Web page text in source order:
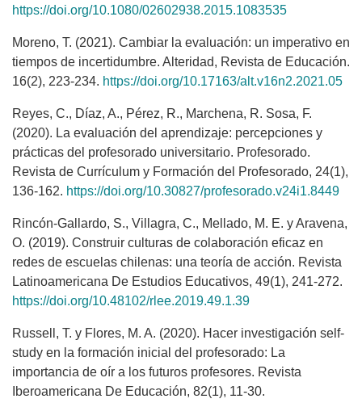
https://doi.org/10.1080/02602938.2015.1083535
Moreno, T. (2021). Cambiar la evaluación: un imperativo en
tiempos de incertidumbre. Alteridad, Revista de Educación.
16(2), 223-234. https://doi.org/10.17163/alt.v16n2.2021.05
Reyes, C., Díaz, A., Pérez, R., Marchena, R. Sosa, F.
(2020). La evaluación del aprendizaje: percepciones y
prácticas del profesorado universitario. Profesorado.
Revista de Currículum y Formación del Profesorado, 24(1),
136-162. https://doi.org/10.30827/profesorado.v24i1.8449
Rincón-Gallardo, S., Villagra, C., Mellado, M. E. y Aravena,
O. (2019). Construir culturas de colaboración eficaz en
redes de escuelas chilenas: una teoría de acción. Revista
Latinoamericana De Estudios Educativos, 49(1), 241-272.
https://doi.org/10.48102/rlee.2019.49.1.39
Russell, T. y Flores, M. A. (2020). Hacer investigación self-
study en la formación inicial del profesorado: La
importancia de oír a los futuros profesores. Revista
Iberoamericana De Educación, 82(1), 11-30.